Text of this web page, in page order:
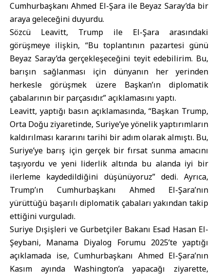
Cumhurbaşkanı Ahmed El-Şara ile Beyaz Saray’da bir
araya geleceğini duyurdu.
Sözcü Leavitt, Trump ile El-Şara arasındaki
görüşmeye ilişkin, “Bu toplantının pazartesi günü
Beyaz Saray’da gerçekleşeceğini teyit edebilirim. Bu,
barışın sağlanması için dünyanın her yerinden
herkesle görüşmek üzere Başkan’ın diplomatik
çabalarının bir parçasıdır.” açıklamasını yaptı.
Leavitt, yaptığı basın açıklamasında, “Başkan Trump,
Orta Doğu ziyaretinde, Suriye’ye yönelik yaptırımların
kaldırılması kararını tarihi bir adım olarak almıştı. Bu,
Suriye’ye barış için gerçek bir fırsat sunma amacını
taşıyordu ve yeni liderlik altında bu alanda iyi bir
ilerleme kaydedildiğini düşünüyoruz” dedi. Ayrıca,
Trump’ın Cumhurbaşkanı Ahmed El-Şara’nın
yürüttüğü başarılı diplomatik çabaları yakından takip
ettiğini vurguladı.
Suriye Dışişleri ve Gurbetçiler Bakanı Esad Hasan El-
Şeybani, Manama Diyalog Forumu 2025’te yaptığı
açıklamada ise, Cumhurbaşkanı Ahmed El-Şara’nın
Kasım ayında Washington’a yapacağı ziyarette,